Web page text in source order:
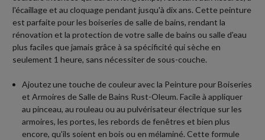
l'écaillage et au cloquage pendant jusqu'à dix ans. Cette peinture
est parfaite pour les boiseries de salle de bains, rendant la
rénovation et la protection de votre salle de bains ou salle d'eau
plus faciles que jamais grâce à sa spécificité qui sèche en
seulement 1 heure, sans nécessiter de sous-couche.
Ajoutez une touche de couleur avec la Peinture pour Boiseries
et Armoires de Salle de Bains Rust-Oleum. Facile à appliquer
au pinceau, au rouleau ou au pulvérisateur électrique sur les
armoires, les portes, les rebords de fenêtres et bien plus
encore, qu'ils soient en bois ou en mélaminé. Cette formule